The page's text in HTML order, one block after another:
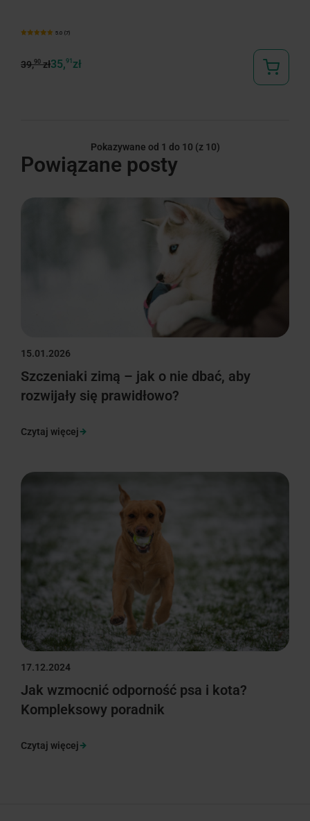
5.0 (7)
39,90zł35,91 zł
Pokazywane od 1 do 10 (z 10)
Powiązane posty
15.01.2026
Szczeniaki zimą – jak o nie dbać, aby
rozwijały się prawidłowo?
Czytaj więcej
17.12.2024
Jak wzmocnić odporność psa i kota?
Kompleksowy poradnik
Czytaj więcej